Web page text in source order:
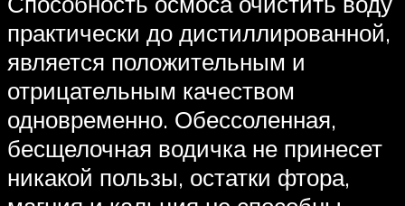
практически до дистиллированной,
является положительным и
отрицательным качеством
одновременно. Обессоленная,
бесщелочная водичка не принесет
никакой пользы, остатки фтора,